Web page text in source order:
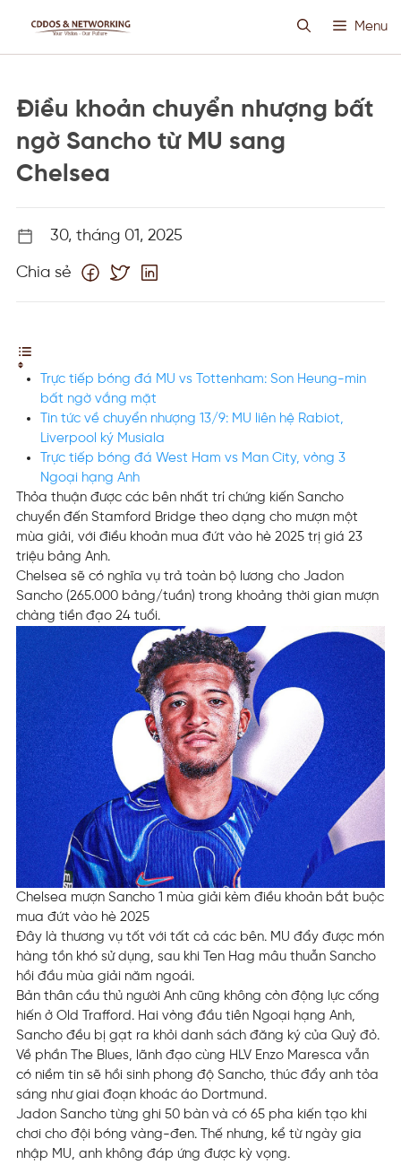
Menu
CLOUD VPS
PROXY CUSTOM
TIN TỨC
Điều khoản chuyển nhượng bất
ngờ Sancho từ MU sang
Chelsea
30, tháng 01, 2025
Chia sẻ
Trực tiếp bóng đá MU vs Tottenham: Son Heung-min
bất ngờ vắng mặt
Tin tức về chuyển nhượng 13/9: MU liên hệ Rabiot,
Liverpool ký Musiala
Trực tiếp bóng đá West Ham vs Man City, vòng 3
Ngoại hạng Anh
Thỏa thuận được các bên nhất trí chứng kiến Sancho
chuyển đến Stamford Bridge theo dạng cho mượn một
mùa giải, với điều khoản mua đứt vào hè 2025 trị giá 23
triệu bảng Anh.
Chelsea sẽ có nghĩa vụ trả toàn bộ lương cho Jadon
Sancho (265.000 bảng/tuần) trong khoảng thời gian mượn
chàng tiền đạo 24 tuổi.
Chelsea mượn Sancho 1 mùa giải kèm điều khoản bắt buộc
mua đứt vào hè 2025
Đây là thương vụ tốt với tất cả các bên. MU đẩy được món
hàng tồn khó sử dụng, sau khi Ten Hag mâu thuẫn Sancho
hồi đầu mùa giải năm ngoái.
Bản thân cầu thủ người Anh cũng không còn động lực cống
hiến ở Old Trafford. Hai vòng đầu tiên Ngoại hạng Anh,
Sancho đều bị gạt ra khỏi danh sách đăng ký của Quỷ đỏ.
Về phần The Blues, lãnh đạo cùng HLV Enzo Maresca vẫn
có niềm tin sẽ hồi sinh phong độ Sancho, thúc đẩy anh tỏa
sáng như giai đoạn khoác áo Dortmund.
Jadon Sancho từng ghi 50 bàn và có 65 pha kiến tạo khi
chơi cho đội bóng vàng-đen. Thế nhưng, kể từ ngày gia
nhập MU, anh không đáp ứng được kỳ vọng.